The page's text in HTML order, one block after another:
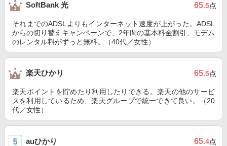
SoftBank 光 65.5点
それまでのADSLよりもインターネット速度が上がった。ADSL
からの切り替えキャンペーンで、2年間の基本料金割引、モデム
のレンタル料がずっと無料。（40代／女性）
楽天ひかり 65.5点
楽天ポイントを貯めたり利用したりできる。楽天の他のサービ
スを利用しているため、楽天グループで統一できて良い。（20
代／女性）
auひかり 65.4点